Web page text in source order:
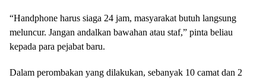
“Handphone harus siaga 24 jam, masyarakat butuh langsung
meluncur. Jangan andalkan bawahan atau staf,” pinta beliau
kepada para pejabat baru.
Dalam perombakan yang dilakukan, sebanyak 10 camat dan 2